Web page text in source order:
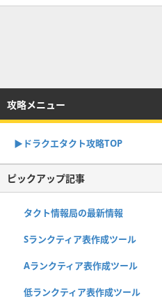
攻略メニュー
▶︎ドラクエタクト攻略TOP
ピックアップ記事
タクト情報局の最新情報
Sランクティア表作成ツール
Aランクティア表作成ツール
低ランクティア表作成ツール